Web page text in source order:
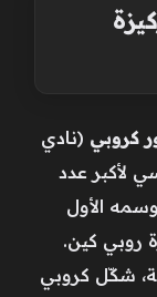
كروبي (نادي
لأكبر عدد
الأول
روبي كين.
شكّل كروبي